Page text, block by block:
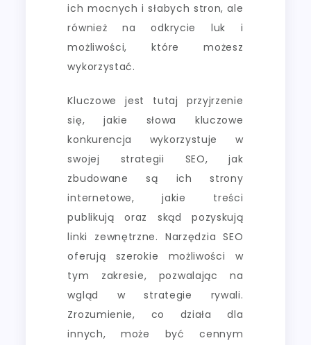
ich mocnych i słabych stron, ale
również na odkrycie luk i
możliwości, które możesz
wykorzystać.
Kluczowe jest tutaj przyjrzenie
się, jakie słowa kluczowe
konkurencja wykorzystuje w
swojej strategii SEO, jak
zbudowane są ich strony
internetowe, jakie treści
publikują oraz skąd pozyskują
linki zewnętrzne. Narzędzia SEO
oferują szerokie możliwości w
tym zakresie, pozwalając na
wgląd w strategie rywali.
Zrozumienie, co działa dla
innych, może być cennym